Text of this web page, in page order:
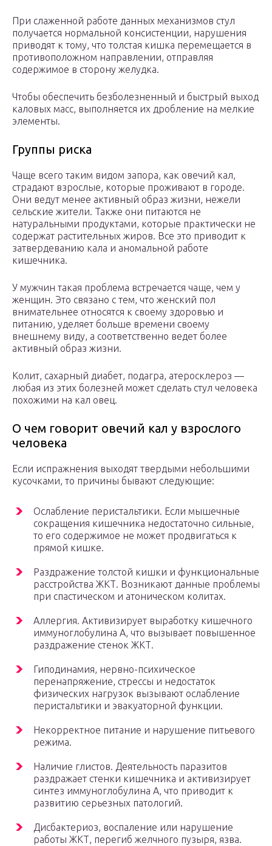
При слаженной работе данных механизмов стул
получается нормальной консистенции, нарушения
приводят к тому, что толстая кишка перемещается в
противоположном направлении, отправляя
содержимое в сторону желудка.
Чтобы обеспечить безболезненный и быстрый выход
каловых масс, выполняется их дробление на мелкие
элементы.
Группы риска
Чаще всего таким видом запора, как овечий кал,
страдают взрослые, которые проживают в городе.
Они ведут менее активный образ жизни, нежели
сельские жители. Также они питаются не
натуральными продуктами, которые практически не
содержат растительных жиров. Все это приводит к
затвердеванию кала и аномальной работе
кишечника.
У мужчин такая проблема встречается чаще, чем у
женщин. Это связано с тем, что женский пол
внимательнее относятся к своему здоровью и
питанию, уделяет больше времени своему
внешнему виду, а соответственно ведет более
активный образ жизни.
Колит, сахарный диабет, подагра, атеросклероз —
любая из этих болезней может сделать стул человека
похожими на кал овец.
О чем говорит овечий кал у взрослого
человека
Если испражнения выходят твердыми небольшими
кусочками, то причины бывают следующие:
Ослабление перистальтики. Если мышечные
сокращения кишечника недостаточно сильные,
то его содержимое не может продвигаться к
прямой кишке.
Раздражение толстой кишки и функциональные
расстройства ЖКТ. Возникают данные проблемы
при спастическом и атоническом колитах.
Аллергия. Активизирует выработку кишечного
иммуноглобулина А, что вызывает повышенное
раздражение стенок ЖКТ.
Гиподинамия, нервно-психическое
перенапряжение, стрессы и недостаток
физических нагрузок вызывают ослабление
перистальтики и эвакуаторной функции.
Некорректное питание и нарушение питьевого
режима.
Наличие глистов. Деятельность паразитов
раздражает стенки кишечника и активизирует
синтез иммуноглобулина А, что приводит к
развитию серьезных патологий.
Дисбактериоз, воспаление или нарушение
работы ЖКТ, перегиб желчного пузыря, язва.